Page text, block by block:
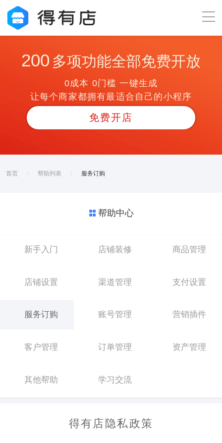
200 多项功能全部免费开放
0成本 0门槛 一键生成
让每个商家都拥有最适合自己的小程序
免费开店
首页 帮助列表 服务订购
帮助中心
新手入门 店铺装修 商品管理
店铺设置 渠道管理 支付设置
服务订购 账号管理 营销插件
客户管理 订单管理 资产管理
其他帮助 学习交流
得有店隐私政策